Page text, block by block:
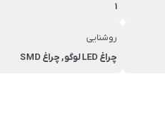
1
روشنایی
چراغ LED لوگو, چراغ SMD